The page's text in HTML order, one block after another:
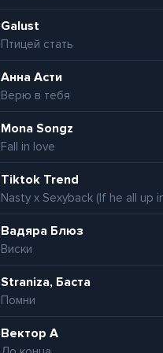
Galust
Птицей стать
Анна Асти
Верю в тебя
Mona Songz
Fall in love
Tiktok Trend
Вадяра Блюз
Виски
Straniza, Баста
Помни
Вектор А